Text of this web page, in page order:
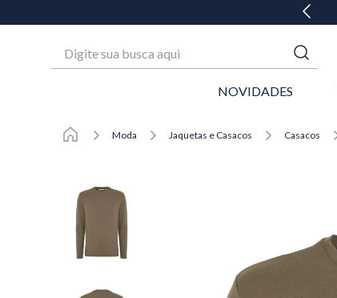
NOVIDADES
Moda Jaquetas e Casacos Casacos